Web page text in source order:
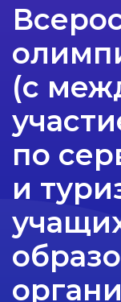
(с
по
и